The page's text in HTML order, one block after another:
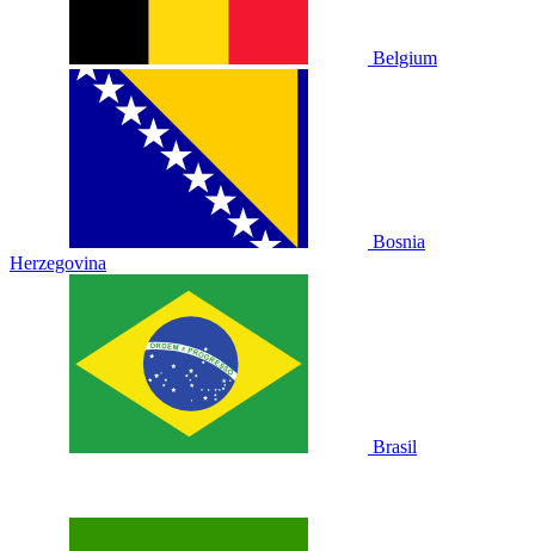
Belgium
Bosnia
Herzegovina
Brasil